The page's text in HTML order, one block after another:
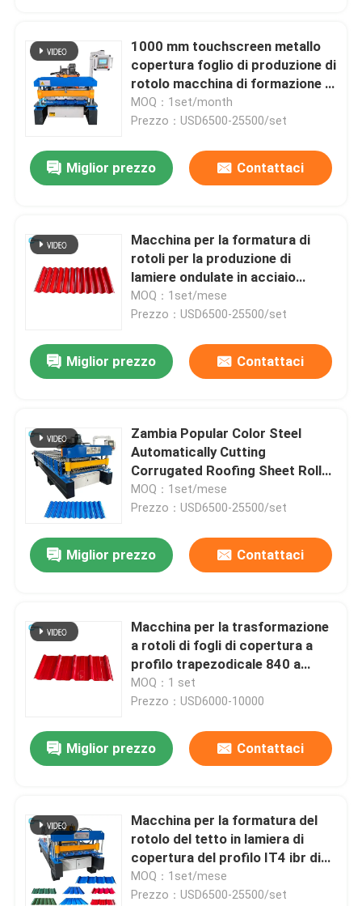
Prodotti
Circa noi
1000 mm touchscreen metallo
copertura foglio di produzione di
rotolo macchina di formazione di
controllo plc
MOQ：1set/month
Prezzo：USD6500-25500/set
Miglior prezzo Contattaci
Macchina per la formatura di
rotoli per la produzione di
lamiere ondulate in acciaio
colorato popolari in Zambia
MOQ：1set/mese
Prezzo：USD6500-25500/set
Miglior prezzo Contattaci
Zambia Popular Color Steel
Automatically Cutting
Corrugated Roofing Sheet Roll
Forming Machine
MOQ：1set/mese
Prezzo：USD6500-25500/set
Miglior prezzo Contattaci
Macchina per la trasformazione
a rotoli di fogli di copertura a
profilo trapezodicale 840 a
singolo strato rivestito di colore
MOQ：1 set
Prezzo：USD6000-10000
Miglior prezzo Contattaci
Macchina per la formatura del
rotolo del tetto in lamiera di
copertura del profilo IT4 ibr di
controllo PLC in acciaio a colori
MOQ：1set/mese
Prezzo：USD6500-25500/set